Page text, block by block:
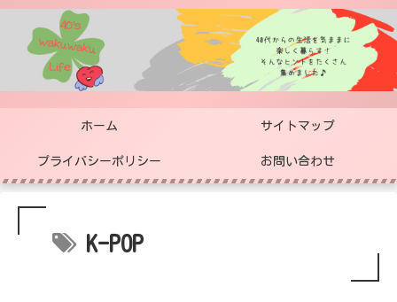
ホーム サイトマップ
プライバシーポリシー お問い合わせ
K-POP